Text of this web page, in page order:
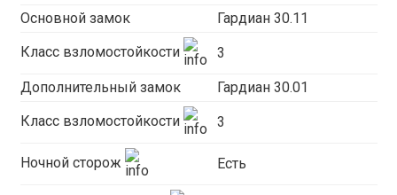
Основной замок
Гардиан 30.11
Класс взломостойкости 3
Дополнительный замок Гардиан 30.01
Класс взломостойкости 3
Ночной сторож Есть